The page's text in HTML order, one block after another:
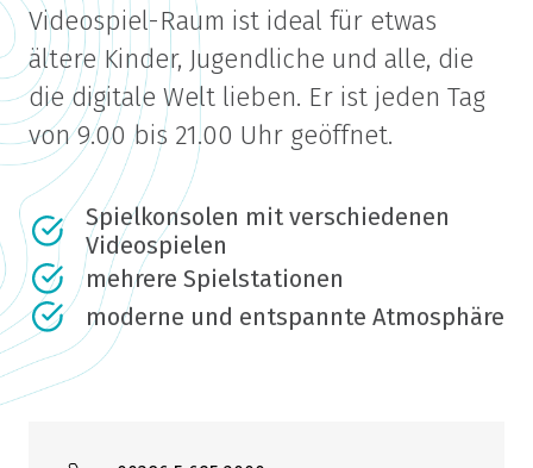
Videospiel-Raum ist ideal für etwas
ältere Kinder, Jugendliche und alle, die
die digitale Welt lieben. Er ist jeden Tag
von 9.00 bis 21.00 Uhr geöffnet.
Spielkonsolen mit verschiedenen
Videospielen
mehrere Spielstationen
moderne und entspannte Atmosphäre